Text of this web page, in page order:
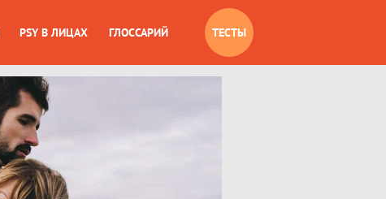
PSY В ЛИЦАХ ГЛОССАРИЙ ТЕСТЫ